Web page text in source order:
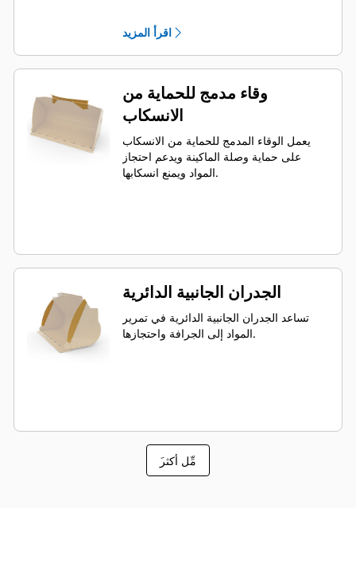
الكاشطة. مثالية لتطبيقات السحب الخلفي
والتسوية. يمكن أن يصل عامل التعبئة
لجرافات الفئة Performance إلى 115%
فوق السعة المحددة.
اقرأ المزيد
وقاء مدمج للحماية من
الانسكاب
يعمل الوقاء المدمج للحماية من الانسكاب
على حماية وصلة الماكينة ويدعم احتجاز
المواد ويمنع انسكابها.
الجدران الجانبية الدائرية
تساعد الجدران الجانبية الدائرية في تمرير
المواد إلى الجرافة واحتجازها.
َمِّل أكثر